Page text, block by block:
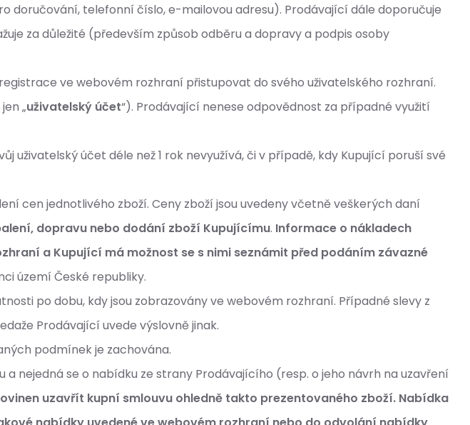
doručování, telefonní číslo, e-mailovou adresu). Prodávající dále doporučuje
za důležité (především způsob odběru a dopravy a podpis osoby
ve webovém rozhraní přistupovat do svého uživatelského rozhraní.
„uživatelský účet“). Prodávající nenese odpovědnost za případné využití
uživatelský účet déle než 1 rok nevyužívá, či v případě, kdy Kupující poruší své
cen jednotlivého zboží. Ceny zboží jsou uvedeny včetně veškerých daní
dopravu nebo dodání zboží Kupujícímu. Informace o nákladech
a Kupující má možnost se s nimi seznámit před podáním závazné
území České republiky.
po dobu, kdy jsou zobrazovány ve webovém rozhraní. Případné slevy z
Prodávající uvede výslovně jinak.
podmínek je zachována.
se o nabídku ze strany Prodávajícího (resp. o jeho návrh na uzavření
uzavřít kupní smlouvu ohledně takto prezentovaného zboží. Nabídka